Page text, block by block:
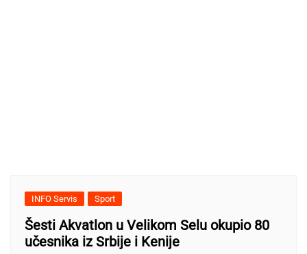
INFO Servis Sport
Šesti Akvatlon u Velikom Selu okupio 80
učesnika iz Srbije i Kenije